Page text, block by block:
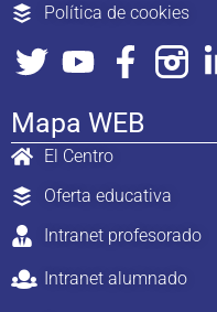
Política de cookies
Mapa WEB
El Centro
Oferta educativa
Intranet profesorado
Intranet alumnado